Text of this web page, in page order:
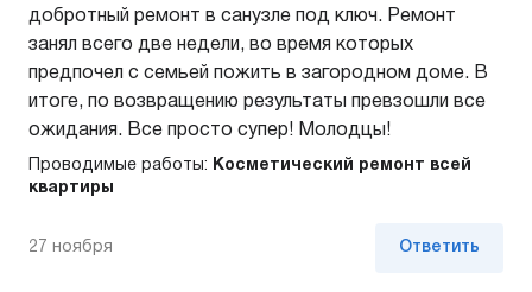
добротный ремонт в санузле под ключ. Ремонт
занял всего две недели, во время которых
предпочел с семьей пожить в загородном доме. В
итоге, по возвращению результаты превзошли все
ожидания. Все просто супер! Молодцы!
Проводимые работы:
Косметический ремонт всей
квартиры
27 ноября Ответить